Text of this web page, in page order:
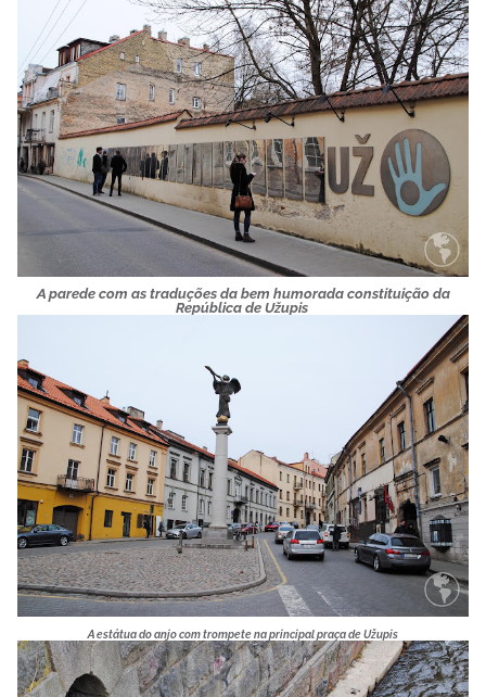
A parede com as traduções da bem humorada constituição da
República de Užupis
A estátua do anjo com trompete na principal praça deUžupis